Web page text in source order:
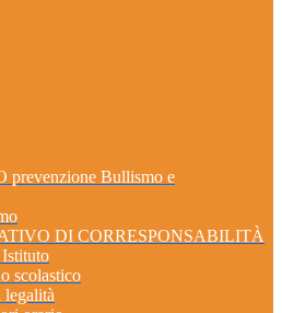
prevenzione Bullismo e
DI CORRESPONSABILITÀ
scolastico
legalità